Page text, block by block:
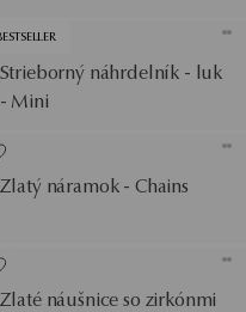
Strieborný náhrdelník - luk
- Mini
Zlatý náramok - Chains
Zlaté náušnice so zirkónmi